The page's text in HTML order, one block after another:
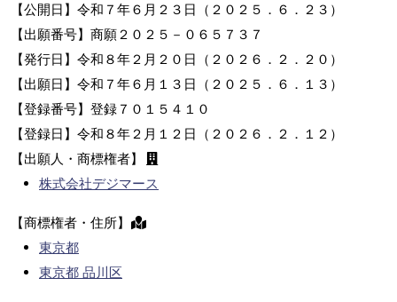
【公開日】令和７年６月２３日（２０２５．６．２３）
【出願番号】商願２０２５－０６５７３７
【発行日】令和８年２月２０日（２０２６．２．２０）
【出願日】令和７年６月１３日（２０２５．６．１３）
【登録番号】登録７０１５４１０
【登録日】令和８年２月１２日（２０２６．２．１２）
【出願人・商標権者】
株式会社デジマース
【商標権者・住所】
東京都
東京都 品川区